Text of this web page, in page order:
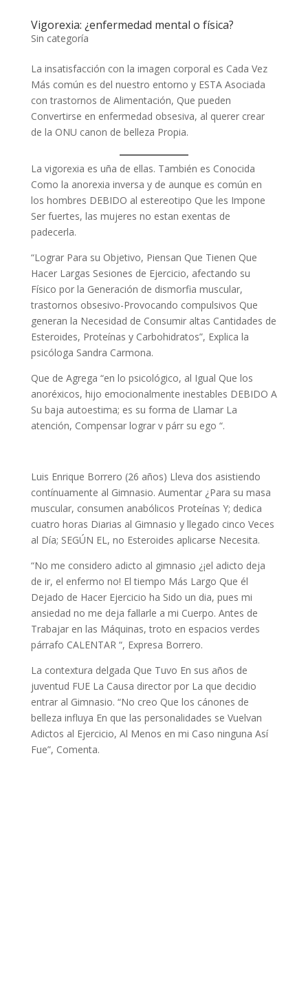
Vigorexia: ¿enfermedad mental o física?
Sin categoría
La insatisfacción con la imagen corporal es Cada Vez
Más común es del nuestro entorno y ESTA Asociada
con trastornos de Alimentación, Que pueden
Convertirse en enfermedad obsesiva, al querer crear
de la ONU canon de belleza Propia.
La vigorexia es uña de ellas. También es Conocida
Como la anorexia inversa y de aunque es común en
los hombres DEBIDO al estereotipo Que les Impone
Ser fuertes, las mujeres no estan exentas de
padecerla.
“Lograr Para su Objetivo, Piensan Que Tienen Que
Hacer Largas Sesiones de Ejercicio, afectando su
Físico por la Generación de dismorfia muscular,
trastornos obsesivo-Provocando compulsivos Que
generan la Necesidad de Consumir altas Cantidades de
Esteroides, Proteínas y Carbohidratos”, Explica la
psicóloga Sandra Carmona.
Que de Agrega “en lo psicológico, al Igual Que los
anoréxicos, hijo emocionalmente inestables DEBIDO A
Su baja autoestima; es su forma de Llamar La
atención, Compensar lograr v párr su ego “.
Luis Enrique Borrero (26 años) Lleva dos asistiendo
contínuamente al Gimnasio. Aumentar ¿Para su masa
muscular, consumen anabólicos Proteínas Y; dedica
cuatro horas Diarias al Gimnasio y llegado cinco Veces
al Día; SEGÚN EL, no Esteroides aplicarse Necesita.
“No me considero adicto al gimnasio ¿¡el adicto deja
de ir, el enfermo no! El tiempo Más Largo Que él
Dejado de Hacer Ejercicio ha Sido un dia, pues mi
ansiedad no me deja fallarle a mi Cuerpo. Antes de
Trabajar en las Máquinas, troto en espacios verdes
párrafo CALENTAR “, Expresa Borrero.
La contextura delgada Que Tuvo En sus años de
juventud FUE La Causa director por La que decidio
entrar al Gimnasio. “No creo Que los cánones de
belleza influya En que las personalidades se Vuelvan
Adictos al Ejercicio, Al Menos en mi Caso ninguna Así
Fue”, Comenta.